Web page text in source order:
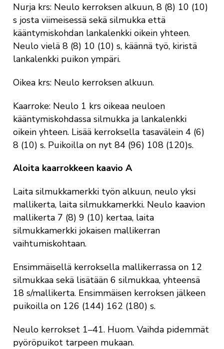
Nurja krs: Neulo kerroksen alkuun, 8 (8) 10 (10)
s josta viimeisessä sekä silmukka että
kääntymiskohdan lankalenkki oikein yhteen.
Neulo vielä 8 (8) 10 (10) s, käännä työ, kiristä
lankalenkki puikon ympäri.
Oikea krs: Neulo kerroksen alkuun.
Kaarroke: Neulo 1 krs oikeaa neuloen
kääntymiskohdassa silmukka ja lankalenkki
oikein yhteen. Lisää kerroksella tasavälein 4 (6)
8 (10) s. Puikoilla on nyt 84 (96) 108 (120)s.
Aloita kaarrokkeen kaavio A
Laita silmukkamerkki työn alkuun, neulo yksi
mallikerta, laita silmukkamerkki. Neulo kaavion
mallikerta 7 (8) 9 (10) kertaa, laita
silmukkamerkki jokaisen mallikerran
vaihtumiskohtaan.
Ensimmäisellä kerroksella mallikerrassa on 12
silmukkaa sekä lisätään 6 silmukkaa, yhteensä
18 s/mallikerta. Ensimmäisen kerroksen jälkeen
puikoilla on 126 (144) 162 (180) s.
Neulo kerrokset 1–41. Huom. Vaihda pidemmät
pyöröpuikot tarpeen mukaan.